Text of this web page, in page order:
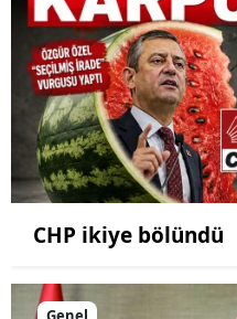
CHP ikiye bölündü